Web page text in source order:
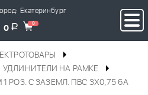
Екатеринбург
0 a 0
УДЛИНИТЕЛИ НА РАМКЕ
РОЗ. С ЗАЗЕМЛ. ПВС 3Х0,75 6А